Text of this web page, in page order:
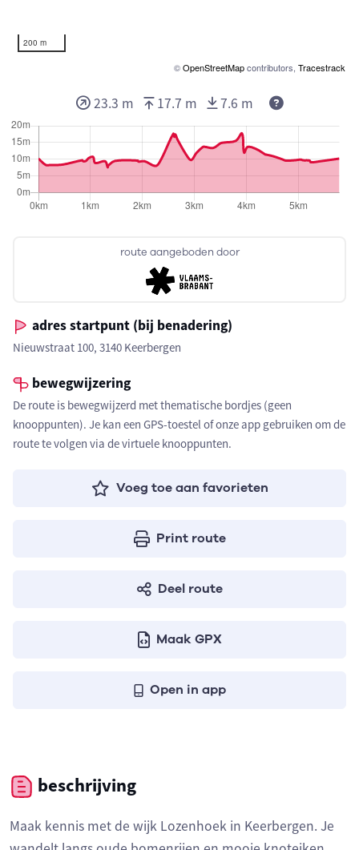
200 m
©OpenStreetMapcontributors, Tracestrack
route aangeboden door
adres startpunt (bij benadering)
Nieuwstraat 100, 3140 Keerbergen
bewegwijzering
De route is bewegwijzerd met thematische bordjes (geen
knooppunten). Je kan een GPS-toestel of onze app gebruiken om de
route te volgen via de virtuele knooppunten.
Voeg toe aan favorieten
Print route
Deel route
Maak GPX
Open in app
23.3 m 17.7 m 7.6 m Deze
beschrijving
Maak kennis met de wijk Lozenhoek in Keerbergen. Je